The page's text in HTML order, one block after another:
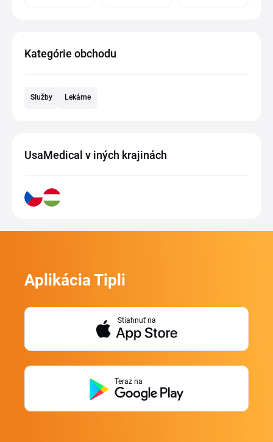
Kategórie obchodu
Služby Lekárne
UsaMedical v iných krajinách
Aplikácia Tipli
Stiahnuť na
Teraz na